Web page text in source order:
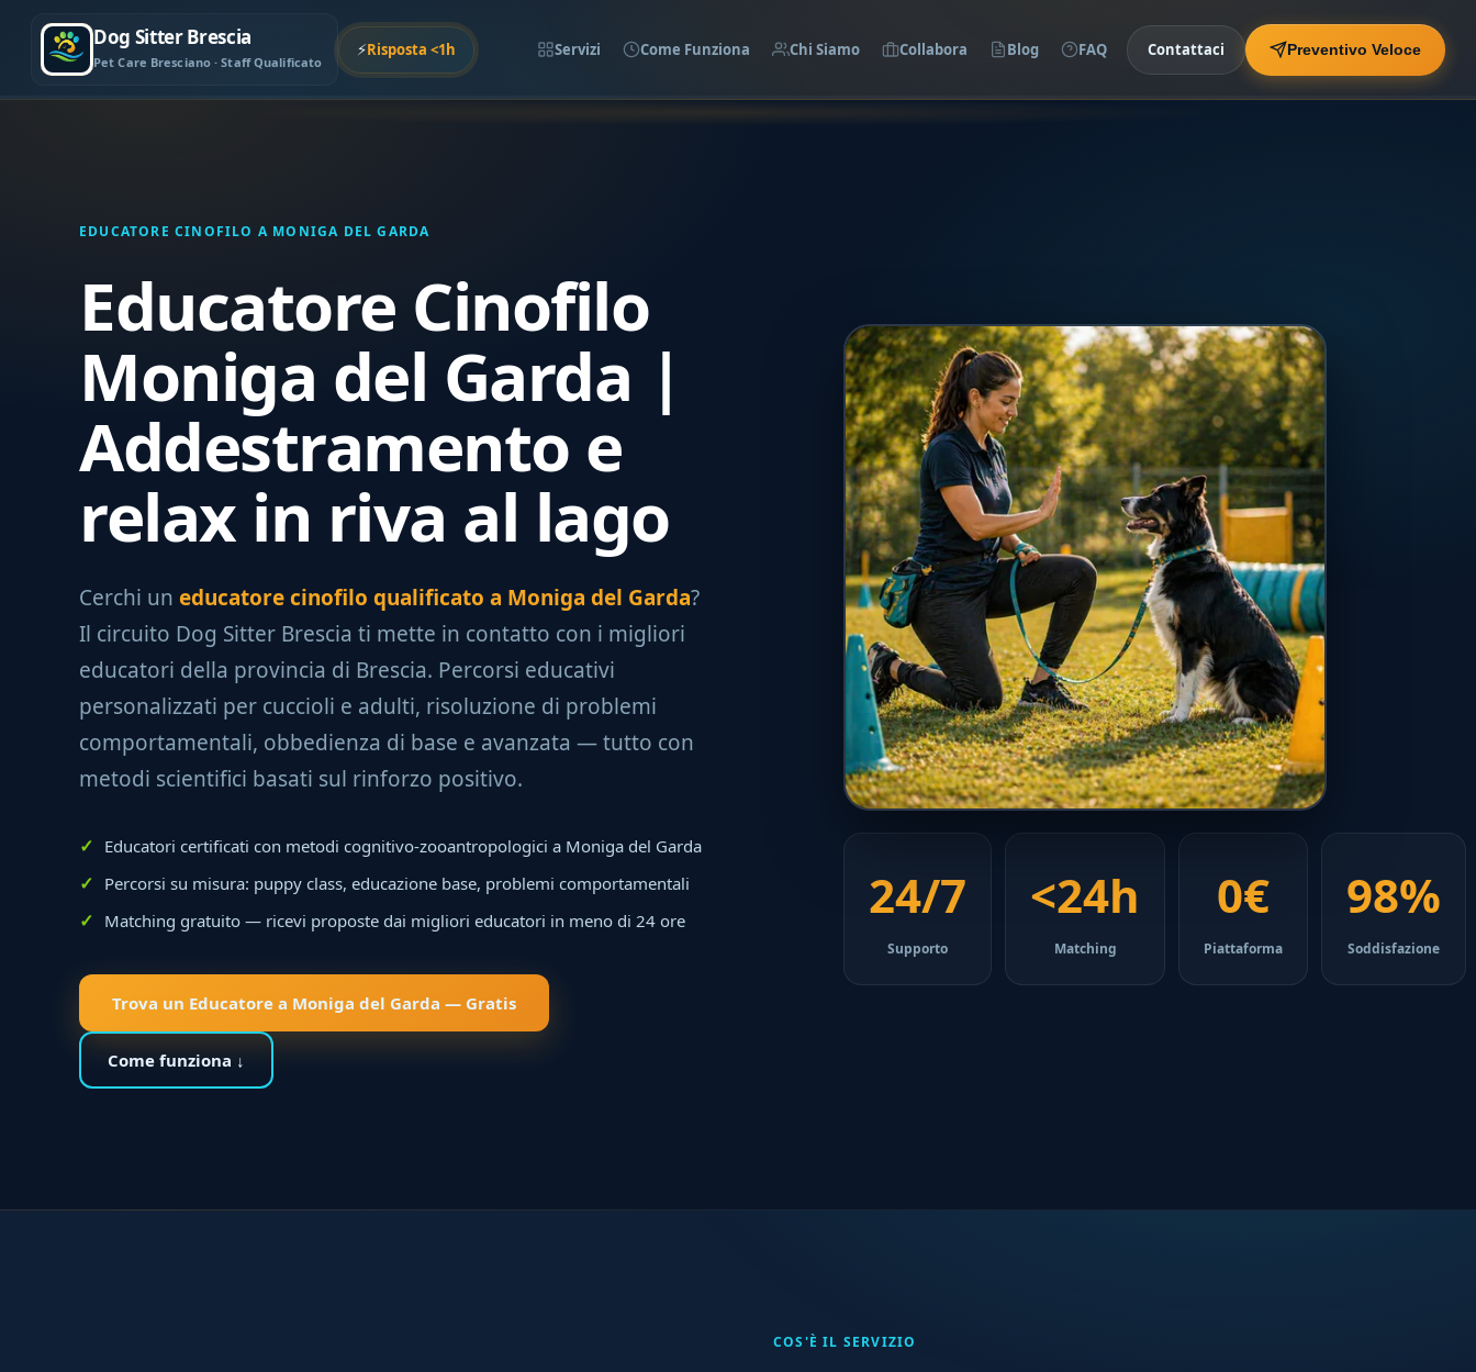
Dog Sitter Brescia
Pet Care Bresciano · Staff Qualificato
⚡Risposta <1h Servizi Come Funziona Chi Siamo Collabora Blog FAQ Contattaci Preventivo Veloce
EDUCATORE CINOFILO A MONIGA DEL GARDA
Educatore Cinofilo
Moniga del Garda |
Addestramento e
relax in riva al lago
Cerchi un educatore cinofilo qualificato a Moniga del Garda?
Il circuito Dog Sitter Brescia ti mette in contatto con i migliori
educatori della provincia di Brescia. Percorsi educativi
personalizzati per cuccioli e adulti, risoluzione di problemi
comportamentali, obbedienza di base e avanzata — tutto con
metodi scientifici basati sul rinforzo positivo.
Educatori certificati con metodi cognitivo-zooantropologici a Moniga del Garda
Percorsi su misura: puppy class, educazione base, problemi comportamentali
Matching gratuito — ricevi proposte dai migliori educatori in meno di 24 ore
Trova un Educatore a Moniga del Garda — Gratis
Come funziona ↓
24/7
Supporto
<24h
Matching
0€
Piattaforma
98%
Soddisfazione
COS'È IL SERVIZIO